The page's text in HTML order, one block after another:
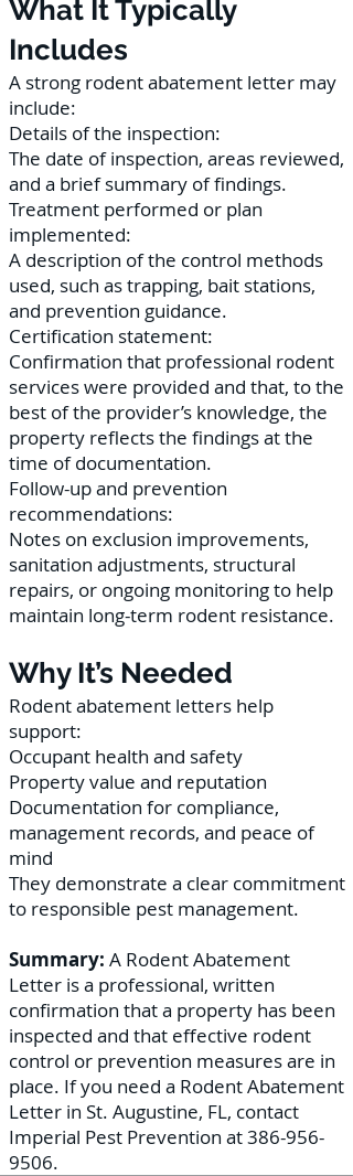
What It Typically
Includes
A strong rodent abatement letter may
include:
Details of the inspection:
The date of inspection, areas reviewed,
and a brief summary of findings.
Treatment performed or plan
implemented:
A description of the control methods
used, such as trapping, bait stations,
and prevention guidance.
Certification statement:
Confirmation that professional rodent
services were provided and that, to the
best of the provider’s knowledge, the
property reflects the findings at the
time of documentation.
Follow-up and prevention
recommendations:
Notes on exclusion improvements,
sanitation adjustments, structural
repairs, or ongoing monitoring to help
maintain long-term rodent resistance.
Why It’s Needed
Rodent abatement letters help
support:
Occupant health and safety
Property value and reputation
Documentation for compliance,
management records, and peace of
mind
They demonstrate a clear commitment
to responsible pest management.
Summary: A Rodent Abatement
Letter is a professional, written
confirmation that a property has been
inspected and that effective rodent
control or prevention measures are in
place. If you need a Rodent Abatement
Letter in St. Augustine, FL, contact
Imperial Pest Prevention at386-956-
9506.